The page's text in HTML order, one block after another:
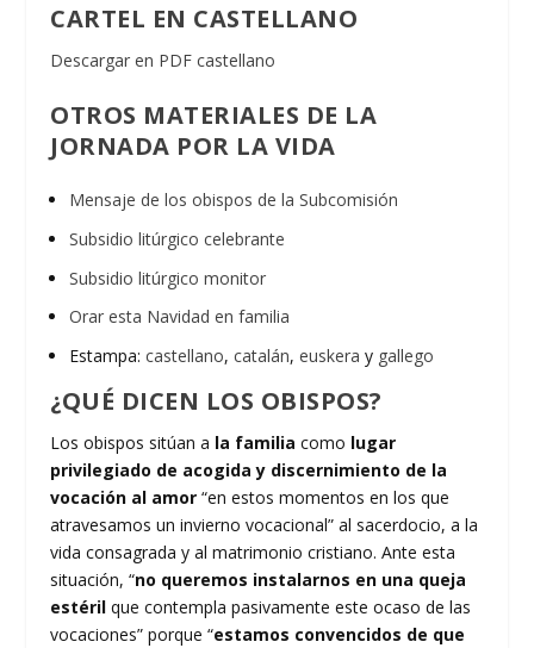
CARTEL EN CASTELLANO
Descargar en PDF castellano
OTROS MATERIALES DE LA
JORNADA POR LA VIDA
Mensaje de los obispos de la Subcomisión
Subsidio litúrgico celebrante
Subsidio litúrgico monitor
Orar esta Navidad en familia
Estampa:castellano,catalán,euskera y gallego
¿QUÉ DICEN LOS OBISPOS?
Los obispos sitúan a la familiacomo lugar
privilegiado de acogida y discernimiento de la
vocación al amor “en estos momentos en los que
atravesamos un invierno vocacional” al sacerdocio, a la
vida consagrada y al matrimonio cristiano. Ante esta
situación, “no queremos instalarnos en una queja
estéril que contempla pasivamente este ocaso de las
vocaciones” porque “estamos convencidos de que